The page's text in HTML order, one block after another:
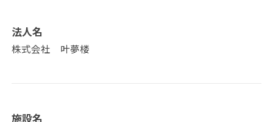
法人名
株式会社 叶夢楼
施設名